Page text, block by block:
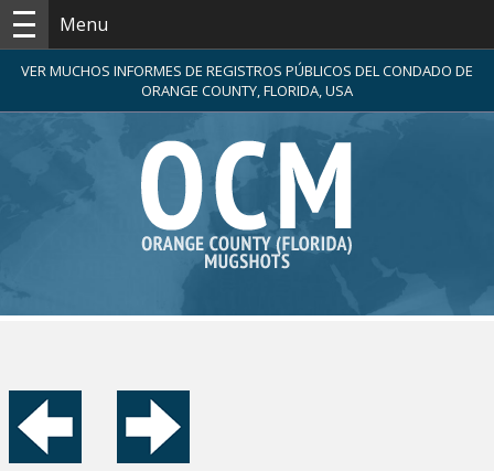
Menu
VER MUCHOS INFORMES DE REGISTROS PÚBLICOS DEL CONDADO DE
ORANGE COUNTY, FLORIDA, USA